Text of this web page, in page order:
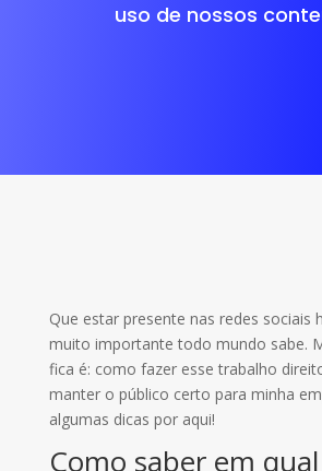
uso de nossos
Que estar presente nas redes sociais
muito importante todo mundo sabe.
fica é: como fazer esse trabalho
manter o público certo para minha
algumas dicas por aqui!
Como saber em